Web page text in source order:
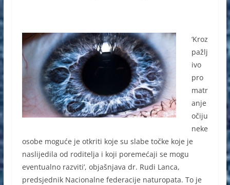
‘Kroz
pažlj
ivo
pro
matr
anje
očiju
neke
osobe moguće je otkriti koje su slabe točke koje je
naslijedila od roditelja i koji poremećaji se mogu
eventualno razviti’, objašnjava dr. Rudi Lanca,
predsjednik Nacionalne federacije naturopata. To je